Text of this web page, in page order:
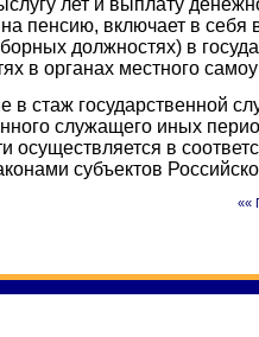
пенсию, включает в себя
должностях) в
в органах местного
в стаж государственной
служащего иных
осуществляется в
субъектов
««